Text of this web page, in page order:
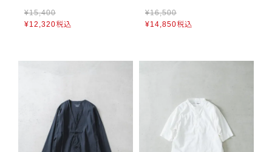
¥15,400
¥12,320税込
¥16,500
¥14,850税込